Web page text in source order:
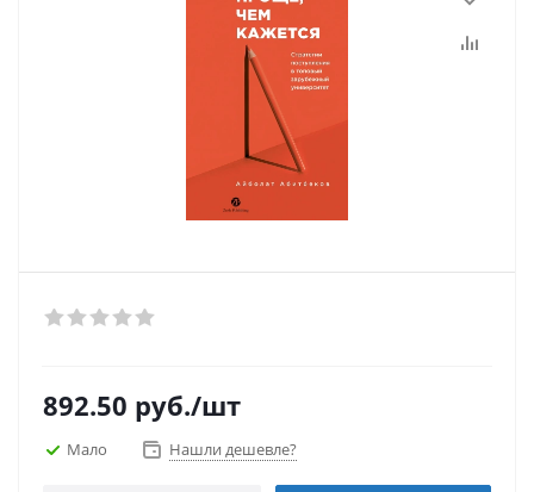
892.50 руб./шт
Мало Нашли дешевле?